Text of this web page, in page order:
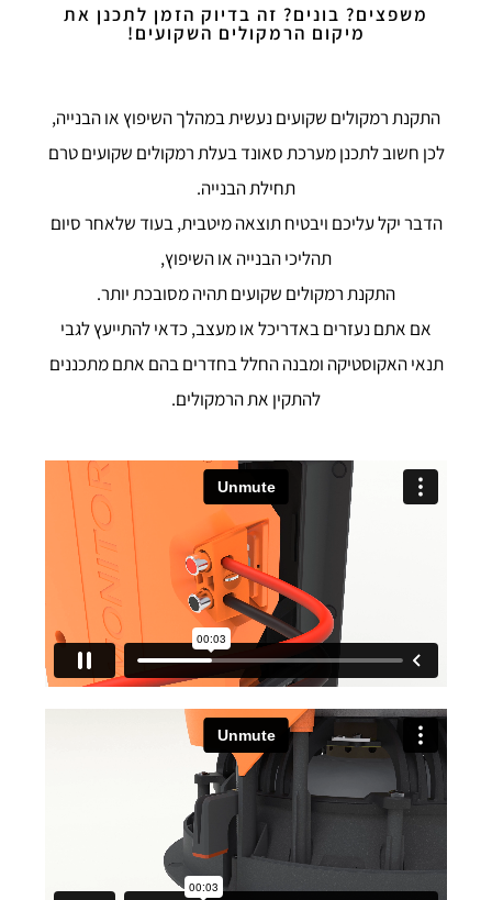
משפצים? בונים? זה בדיוק הזמן לתכנן את
מיקום הרמקולים השקועים!
התקנת רמקולים שקועים נעשית במהלך השיפוץ או הבנייה,
לכן חשוב לתכנן מערכת סאונד בעלת רמקולים שקועים טרם
תחילת הבנייה.
הדבר יקל עליכם ויבטיח תוצאה מיטבית, בעוד שלאחר סיום
תהליכי הבנייה או השיפוץ,
התקנת רמקולים שקועים תהיה מסובכת יותר.
אם אתם נעזרים באדריכל או מעצב, כדאי להתייעץ לגבי
תנאי האקוסטיקה ומבנה החלל בחדרים בהם אתם מתכננים
להתקין את הרמקולים.